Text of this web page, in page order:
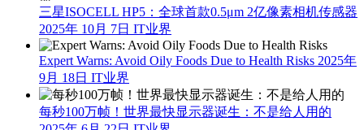
三星ISOCELL HP5：全球首款0.5μm 2亿像素相机传感器
2025年 10月 7日 IT业界
Expert Warns: Avoid Oily Foods Due to Health Risks 2025年
9月 18日 IT业界
每秒100万帧！世界最快显示器诞生：不是给人用的